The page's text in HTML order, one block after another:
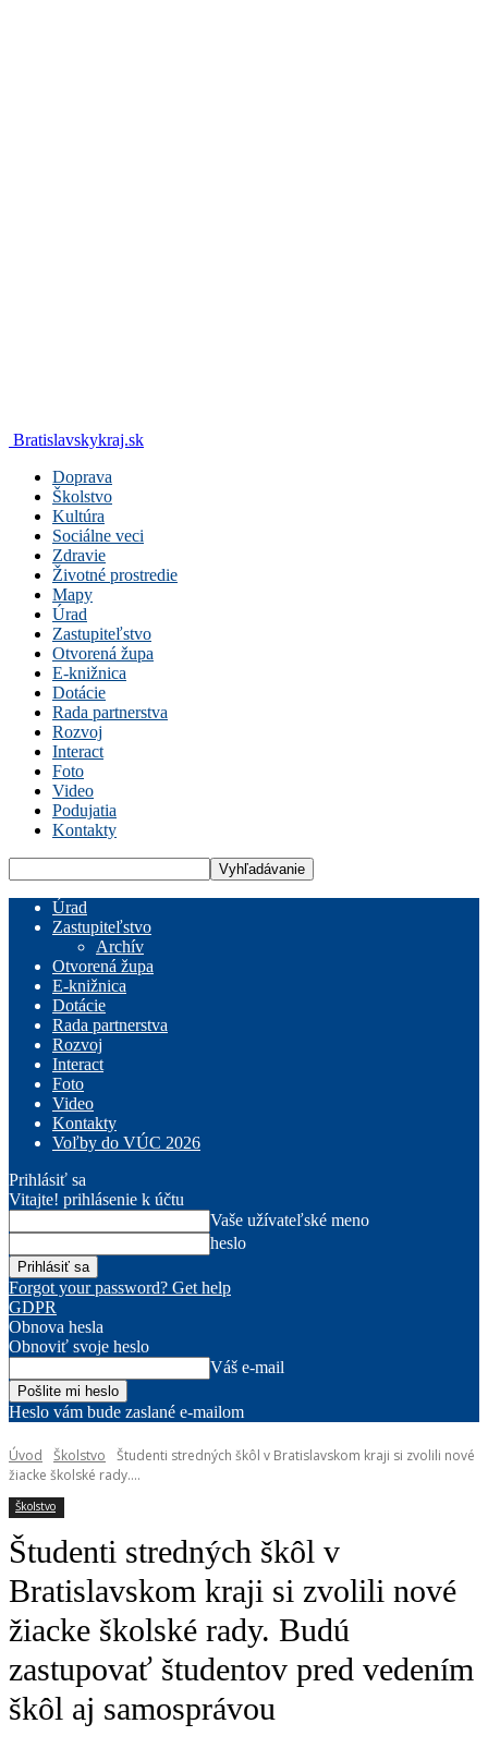
Bratislavskykraj.sk
Doprava
Školstvo
Kultúra
Sociálne veci
Zdravie
Životné prostredie
Mapy
Úrad
Zastupiteľstvo
Otvorená župa
E-knižnica
Dotácie
Rada partnerstva
Rozvoj
Interact
Foto
Video
Podujatia
Kontakty
Úrad
Zastupiteľstvo
Archív
Otvorená župa
E-knižnica
Dotácie
Rada partnerstva
Rozvoj
Interact
Foto
Video
Kontakty
Voľby do VÚC 2026
Prihlásiť sa
Vitajte! prihlásenie k účtu
Vaše užívateľské meno
heslo
Forgot your password? Get help
GDPR
Obnova hesla
Obnoviť svoje heslo
Váš e-mail
Heslo vám bude zaslané e-mailom
Úvod Školstvo
Študenti stredných škôl v Bratislavskom kraji si zvolili nové
žiacke školské rady....
Školstvo
Študenti stredných škôl v
Bratislavskom kraji si zvolili nové
žiacke školské rady. Budú
zastupovať študentov pred vedením
škôl aj samosprávou